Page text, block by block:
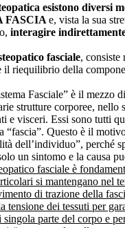
esistono diversi
FASCIA e, vista la sua
interagire
fasciale, consiste
il riequilibrio della
Fasciale” è il mezzo
strutture corporee, nello
e visceri. Essi sono tutti
“fascia”. Questo è il
dell’individuo”, perché
un sintomo e la causa
fasciale è
si mantengano nel
di trazione della
tensione dei tessuti per
parte del corpo e